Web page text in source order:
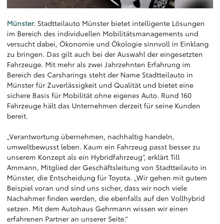
Münster. Stadtteilauto Münster bietet intelligente Lösungen
im Bereich des individuellen Mobilitätsmanagements und
versucht dabei, Ökonomie und Ökologie sinnvoll in Einklang
zu bringen. Das gilt auch bei der Auswahl der eingesetzten
Fahrzeuge. Mit mehr als zwei Jahrzehnten Erfahrung im
Bereich des Carsharings steht der Name Stadtteilauto in
Münster für Zuverlässigkeit und Qualität und bietet eine
sichere Basis für Mobilität ohne eigenes Auto. Rund 160
Fahrzeuge hält das Unternehmen derzeit für seine Kunden
bereit.
„Verantwortung übernehmen, nachhaltig handeln,
umweltbewusst leben. Kaum ein Fahrzeug passt besser zu
unserem Konzept als ein Hybridfahrzeug“, erklärt Till
Ammann, Mitglied der Geschäftsleitung von Stadtteilauto in
Münster, die Entscheidung für Toyota. „Wir gehen mit gutem
Beispiel voran und sind uns sicher, dass wir noch viele
Nachahmer finden werden, die ebenfalls auf den Vollhybrid
setzen. Mit dem Autohaus Gehrmann wissen wir einen
erfahrenen Partner an unserer Seite.“